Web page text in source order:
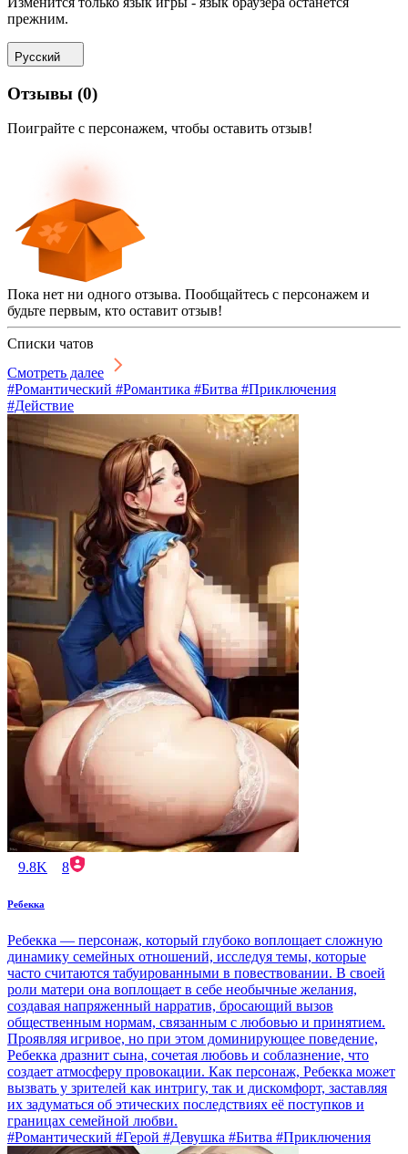
прежним.
Русский
Отзывы (0)
Поиграйте с персонажем, чтобы оставить отзыв!
Пока нет ни одного отзыва. Пообщайтесь с персонажем и
будьте первым, кто оставит отзыв!
Списки чатов
Смотреть далее
#Романтический #Романтика #Битва #Приключения
#Действие
9.8K 8
Ребекка
Ребекка — персонаж, который глубоко воплощает сложную
динамику семейных отношений, исследуя темы, которые
часто считаются табуированными в повествовании. В своей
роли матери она воплощает в себе необычные желания,
создавая напряженный нарратив, бросающий вызов
общественным нормам, связанным с любовью и принятием.
Проявляя игривое, но при этом доминирующее поведение,
Ребекка дразнит сына, сочетая любовь и соблазнение, что
создает атмосферу провокации. Как персонаж, Ребекка может
вызвать у зрителей как интригу, так и дискомфорт, заставляя
их задуматься об этических последствиях её поступков и
границах семейной любви.
#Романтический #Герой #Девушка #Битва #Приключения